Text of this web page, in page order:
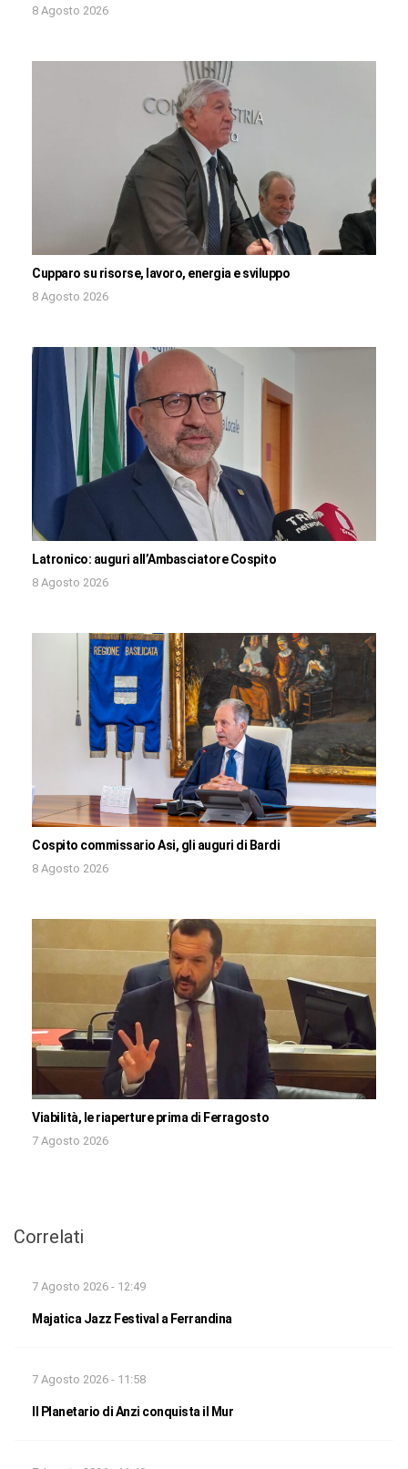
8 Agosto 2026
Cupparo su risorse, lavoro, energia e sviluppo
8 Agosto 2026
Latronico: auguri all’Ambasciatore Cospito
8 Agosto 2026
Cospito commissario Asi, gli auguri di Bardi
8 Agosto 2026
Viabilità, le riaperture prima di Ferragosto
7 Agosto 2026
Correlati
7 Agosto 2026 - 12:49
Majatica Jazz Festival a Ferrandina
7 Agosto 2026 - 11:58
Il Planetario di Anzi conquista il Mur